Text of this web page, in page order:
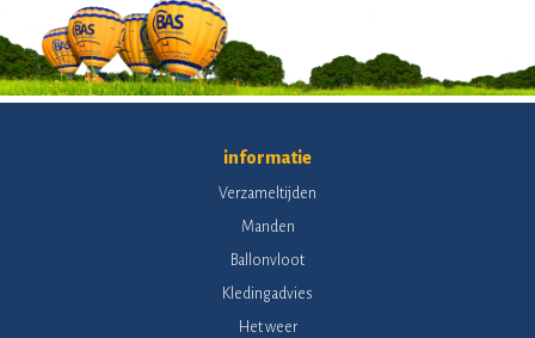
informatie
Verzameltijden
Manden
Ballonvloot
Kledingadvies
Het weer